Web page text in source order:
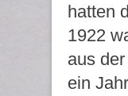
hatten
1922
aus
ein